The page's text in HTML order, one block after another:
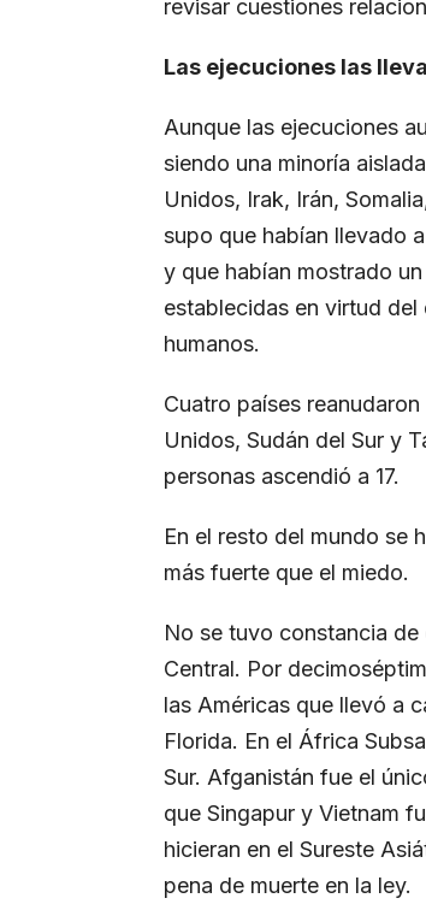
revisar cuestiones
Las ejecuciones las
Aunque las ejecuciones
siendo una minoría
Unidos, Irak, Irán,
supo que habían llevado
y que habían mostrado
establecidas en virtud
humanos.
Cuatro países
Unidos, Sudán del Sur y
personas ascendió a 17.
En el resto del mundo se
más fuerte que el miedo.
No se tuvo constancia
Central. Por
las Américas que llevó a
Florida. En el África
Sur. Afganistán fue el
que Singapur y Vietnam
hicieran en el Sureste
pena de muerte en la ley.